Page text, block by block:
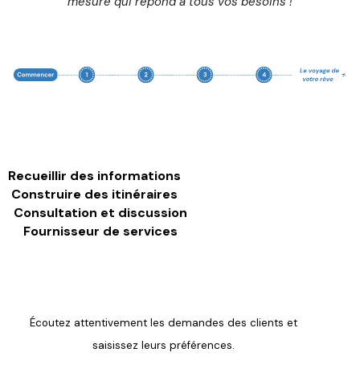
Recueillir des informations
Construire des itinéraires
Consultation et discussion
Fournisseur de services
Écoutez attentivement les demandes des clients et
saisissez leurs préférences.